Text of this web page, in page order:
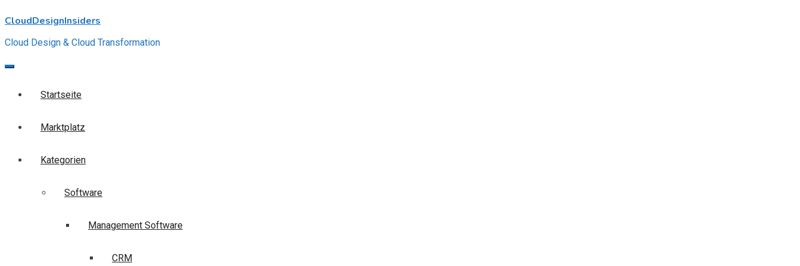
to
CloudDesignInsiders
Cloud Design & Cloud Transformation
Startseite
Marktplatz
Kategorien
Software
Management Software
CRM